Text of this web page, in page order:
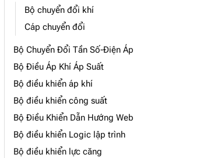
Bộ chuyển đổi khí
Cáp chuyển đổi
Bộ Chuyển Đổi Tần Số-Điện Áp
Bộ Điều Áp Khí Áp Suất
Bộ điều khiển áp khí
Bộ điều khiển công suất
Bộ Điều Khiển Dẫn Hướng Web
Bộ điều khiển Logic lập trình
Bộ điều khiển lực căng